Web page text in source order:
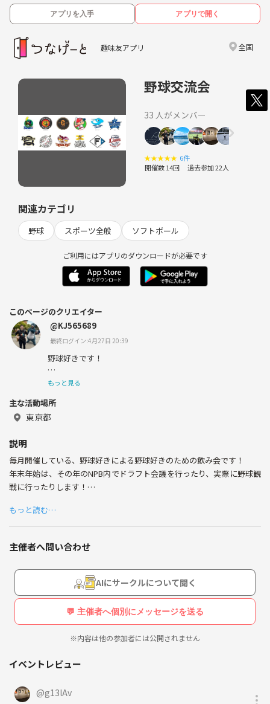
アプリを入手 アプリで開く
趣味友アプリ 全国
野球交流会
33 人がメンバー
★★★★★ 6件
開催数 14回 過去参加 22人
関連カテゴリ
野球 スポーツ全般 ソフトボール
ご利用にはアプリのダウンロードが必要です
このページのクリエイター
@KJ565689
最終ログイン:4月27日 20:39
野球好きです！
NPB全体を応援してますが、一番は楽天を応援してます
毎月野球好きを集めた飲み会を企画してたりします🍻
野球好きの方は是非繋がりましょう！！
Twitterもやってるので是非検索ください！
@KJ565648
もっと見る
主な活動場所
東京都
説明
毎月開催している、野球好きによる野球好きのための飲み会です！
年末年始は、その年のNPB内でドラフト会議を行ったり、実際に野球観
戦に行ったりします！
会の詳細とかは別途ご連絡頂ければ幸いです！
もっと読む…
主催者へ問い合わせ
AIにサークルについて聞く
💬 主催者へ個別にメッセージを送る
※内容は他の参加者には公開されません
イベントレビュー
@g13lAv